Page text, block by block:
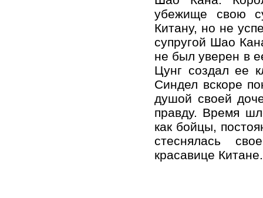
убежище свою
Китану, но не
супругой Шао
не был уверен в
Цунг создал ее
Синдел вскоре
душой своей
правду. Время
как бойцы,
стеснялась
красавице